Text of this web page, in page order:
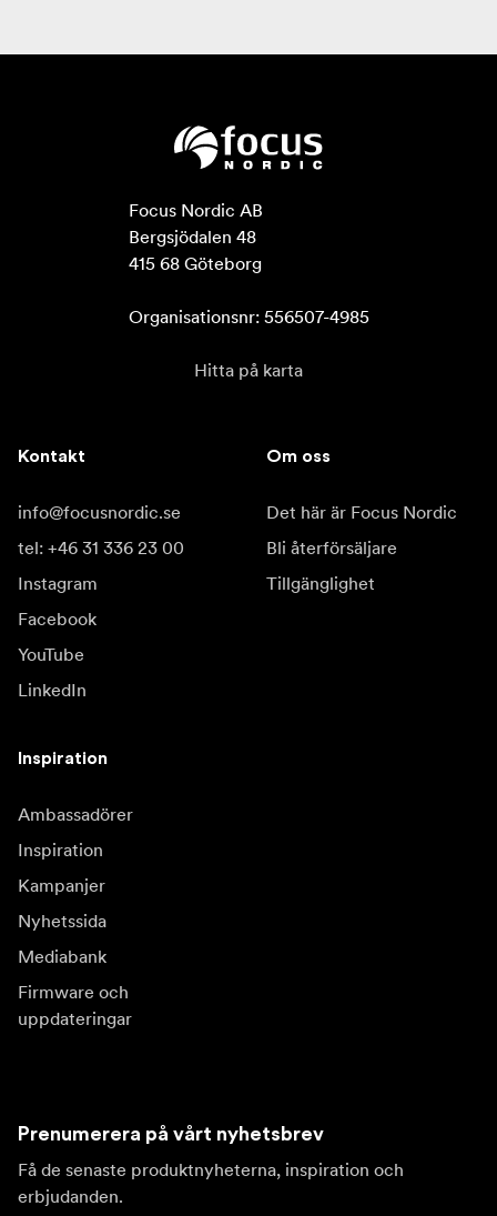
Focus Nordic AB
Bergsjödalen 48
415 68 Göteborg
Organisationsnr: 556507-4985
Hitta på karta
Kontakt
info@focusnordic.se
tel: +46 31 336 23 00
Instagram
Facebook
YouTube
LinkedIn
Om oss
Det här är Focus Nordic
Bli återförsäljare
Tillgänglighet
Inspiration
Ambassadörer
Inspiration
Kampanjer
Nyhetssida
Mediabank
Firmware och
uppdateringar
Prenumerera på vårt nyhetsbrev
Få de senaste produktnyheterna, inspiration och
erbjudanden.